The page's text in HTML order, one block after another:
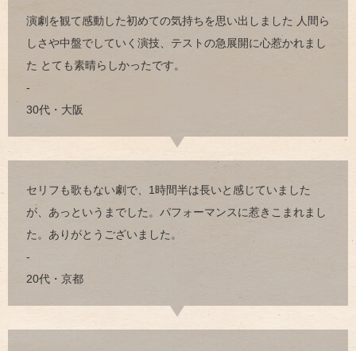
演劇を観て感動した初めての気持ちを思い出しました 人間ら
しさや中盤でしていく演技、テストの急展開に心惹かれまし
た とても素晴らしかったです。
-
30代・大阪
セリフも歌もない劇で、1時間半は長いと感じていました
が、あっというまでした。パフォーマンスに惹きこまれまし
た。ありがとうございました。
-
20代・京都